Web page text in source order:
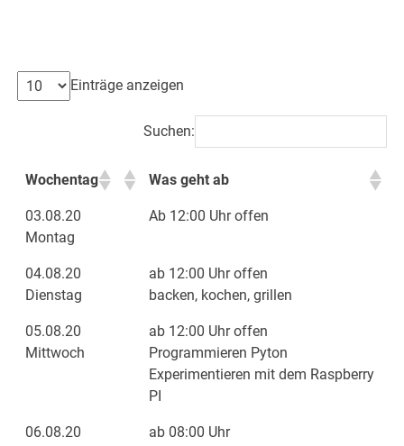
Einträge anzeigen
Suchen:
Wochentag Was geht ab
03.08.20
Montag
Ab 12:00 Uhr offen
04.08.20
Dienstag
ab 12:00 Uhr offen
backen, kochen, grillen
05.08.20
Mittwoch
ab 12:00 Uhr offen
Programmieren Pyton
Experimentieren mit dem Raspberry
PI
06.08.20
ab 08:00 Uhr